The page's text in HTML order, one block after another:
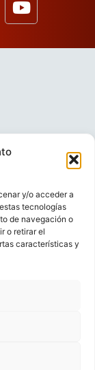
y/o acceder a
tecnologías
de navegación o
o retirar el
características y
2023.